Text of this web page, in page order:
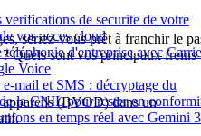
verifications de securite de votre
vos acces cloud
d'entreprise avec
Voice
mail et SMS : décryptage du
la CNIL pour rester en
en temps réel avec Gemini
seriez-vous prêt à franchir le
Quels sont vos principaux freins